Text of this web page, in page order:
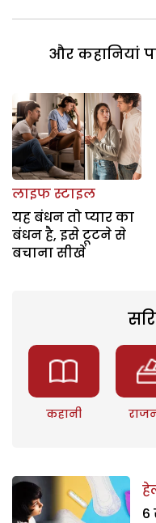
और कहानियां
लाइफ स्टाइल
यह बंधन तो प्यार का
बंधन है, इसे टूटने से
बचाना सीखें
कहानी
6